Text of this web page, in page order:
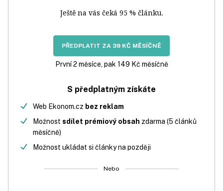
Ještě na vás čeká 95 % článku.
PŘEDPLATIT ZA 39 KČ MĚSÍČNĚ
První 2 měsíce, pak 149 Kč měsíčně
S předplatným získáte
Web Ekonom.cz bez reklam
Možnost sdílet prémiový obsah zdarma (5 článků
měsíčně)
Možnost ukládat si články na později
Nebo